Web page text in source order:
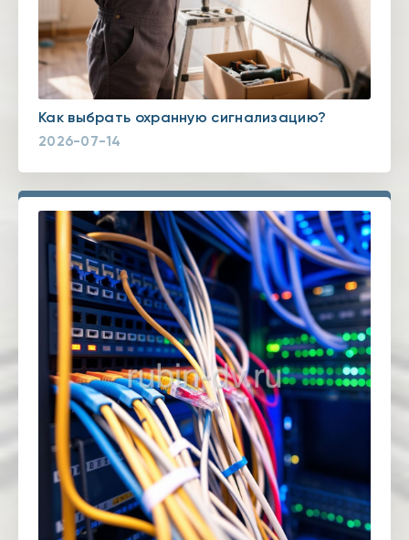
Как выбрать охранную сигнализацию?
2026-07-14